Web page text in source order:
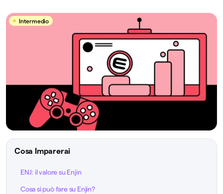
Intermedio
Cosa Imparerai
ENJ: il valore su Enjin
Cosa si può fare su Enjin?